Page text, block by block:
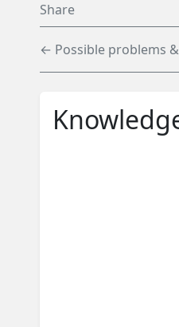
Share
← Possible problems